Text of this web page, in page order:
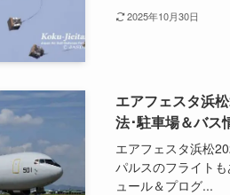
2025年10月30日
エアフェスタ浜
法･駐車場＆バス
エアフェスタ浜松
パルスのフライト
ュール＆プログ...